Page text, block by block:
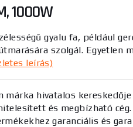
1000W
gyalu fa, például
szolgál. Egyetlen
leírás)
márka hivatalos kereskedője
és megbízható
garanciális és